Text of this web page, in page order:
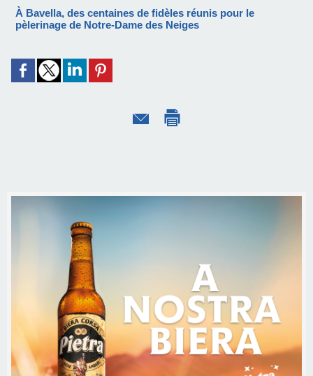
À Bavella, des centaines de fidèles réunis pour le
pèlerinage de Notre-Dame des Neiges